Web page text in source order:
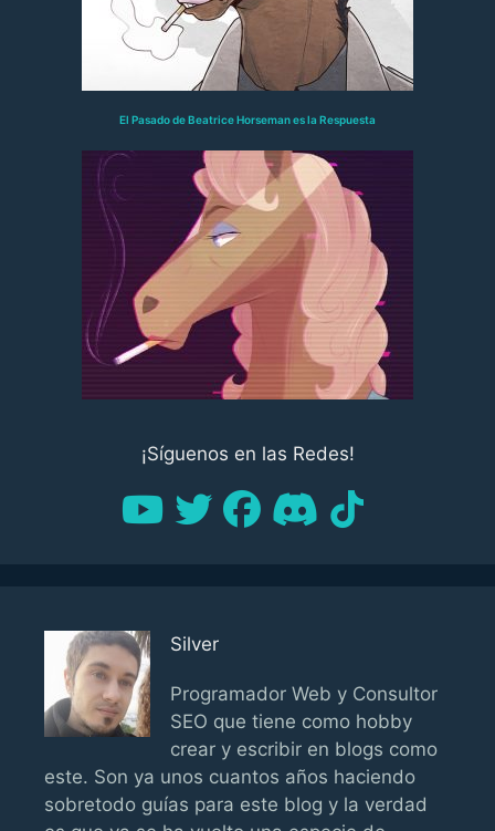
El Pasado de Beatrice Horseman es la Respuesta
¡Síguenos en las Redes!
Silver
Programador Web y Consultor
SEO que tiene como hobby
crear y escribir en blogs como
este. Son ya unos cuantos años haciendo
sobretodo guías para este blog y la verdad